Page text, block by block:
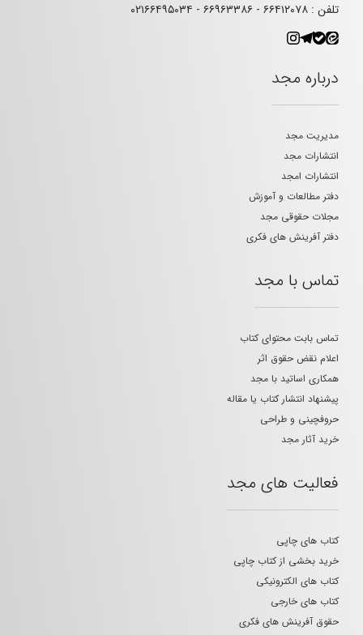
تلفن : ۶۶۴۱۲۰۷۸ - ۶۶۹۶۳۳۸۶ - ۰۲۱۶۶۴۹۵۰۳۴
درباره مجد
مدیریت مجد
انتشارات مجد
انتشارات امجد
دفتر مطالعات و آموزش
مجلات حقوقی مجد
دفتر آفرینش های فکری
تماس با مجد
تماس بابت محتوای کتاب
اعلام نقض حقوق اثر
همکاری اساتید با مجد
پیشنهاد انتشار کتاب یا مقاله
حروفچینی و طراحی
خرید آثار مجد
فعالیت های مجد
کتاب های چاپی
خرید بخشی از کتاب چاپی
کتاب های الکترونیکی
کتاب های خارجی
حقوق آفرینش های فکری